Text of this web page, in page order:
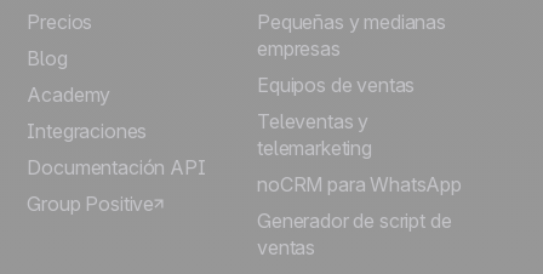
Português
Italiano
Deutsch
Precios
Blog
Academy
Integraciones
Documentación API
Group Positive
Pequeñas y medianas
empresas
Equipos de ventas
Televentas y
telemarketing
noCRM para WhatsApp
Generador de script de
ventas